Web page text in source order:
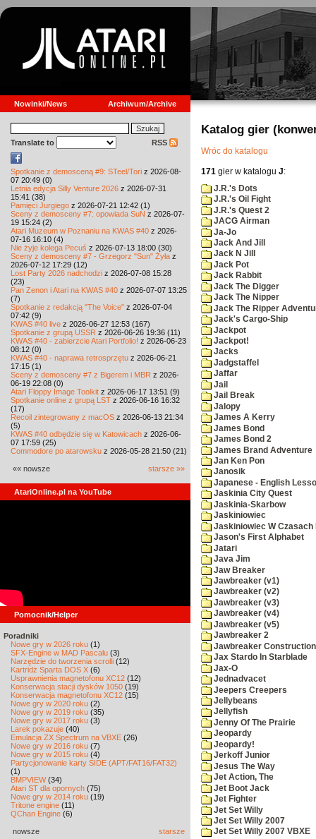
Nowinki/News Archiwum/Archive
Translate to RSS
Spotkanie z demosceną #9: STeel/Tori z 2026-08-
07 20:49 (0)
Letnia edycja Silly Venture 2026 z 2026-07-31
15:41 (38)
Pamięci Jurgiego z 2026-07-21 12:42 (1)
Sceny z demosceny #7: opowiada SuN z 2026-07-
19 15:24 (2)
Atari Muzeum w Poznaniu na KWAS #40 z 2026-
07-16 16:10 (4)
Nie żyje kolega Pecuś z 2026-07-13 18:00 (30)
Sceny z demosceny #7 - Grzegorz "Sun" Żyła z
2026-07-12 17:29 (12)
Lost Party 2026 nadchodzi z 2026-07-08 15:28
(23)
Pan Zenon i Atari na KWAS #40 z 2026-07-07 13:25
(7)
Spotkanie z redakcją "The Voice" z 2026-07-04
07:42 (9)
KWAS #40 live z 2026-06-27 12:53 (167)
Spotkanie z grupą USSR z 2026-06-26 19:36 (11)
KWAS #40 - zabierzcie Atari Portfolio! z 2026-06-23
08:12 (0)
KWAS #40 - naprawa retrosprzętu z 2026-06-21
17:15 (1)
Sceny z demosceny #7 z Bigerem i MBR z 2026-
06-19 22:08 (0)
Atari Floppy Image Toolkit z 2026-06-17 13:51 (9)
Spotkanie online z grupą LST z 2026-06-16 16:32
(17)
Recoil zintegrowany z macOS z 2026-06-13 21:34
(5)
KWAS #40 odbędzie się w Katowicach z 2026-06-
07 17:59 (25)
Commodore po atarowsku z 2026-05-28 21:50 (21)
«« nowsze starsze »»
AtariOnline.pl na YouTube
Pomocnik/Helper
Poradniki
Nowe gry w 2026 roku (1)
SFX-Engine w MAD Pascalu (3)
Narzędzie do tworzenia scrolli (12)
Kartridż Sparta DOS X (6)
Usprawnienia magnetofonu XC12 (12)
Konserwacja stacji dysków 1050 (19)
Konserwacja magnetofonu XC12 (15)
Nowe gry w 2020 roku (2)
Nowe gry w 2019 roku (35)
Nowe gry w 2017 roku (3)
Larek pokazuje (40)
Emulacja ZX Spectrum na VBXE (26)
Nowe gry w 2016 roku (7)
Nowe gry w 2015 roku (4)
Partycjonowanie karty SIDE (APT/FAT16/FAT32)
(1)
BMPVIEW(34)
Atari ST dla opornych (75)
Nowe gry w 2014 roku (19)
Tritone engine (11)
QChan Engine (6)
nowsze starsze
Katalog gier
Wróc do katalogu
171 gier w katalogu J:
J.R.'s Dots
J.R.'s Oil Fight
J.R.'s Quest 2
JACG Airman
Ja-Jo
Jack And Jill
Jack N Jill
Jack Pot
Jack Rabbit
Jack The Digger
Jack The Nipper
Jack The Ripper
Jack's Cargo-Ship
Jackpot
Jackpot!
Jacks
Jadgstaffel
Jaffar
Jail
Jail Break
Jalopy
James A Kerry
James Bond
James Bond 2
James Brand Adventure
Jan Ken Pon
Janosik
Japanese - English
Jaskinia City Quest
Jaskinia-Skarbow
Jaskiniowiec
Jaskiniowiec W Czasach
Jason's First Alphabet
Jatari
Java Jim
Jaw Breaker
Jawbreaker (v1)
Jawbreaker (v2)
Jawbreaker (v3)
Jawbreaker (v4)
Jawbreaker (v5)
Jawbreaker 2
Jawbreaker Construction
Jax Stardo In Starblade
Jax-O
Jednadvacet
Jeepers Creepers
Jellybeans
Jellyfish
Jenny Of The Prairie
Jeopardy
Jeopardy!
Jerkoff Junior
Jesus The Way
Jet Action, The
Jet Boot Jack
Jet Fighter
Jet Set Willy
Jet Set Willy 2007
Jet Set Willy 2007 VBXE